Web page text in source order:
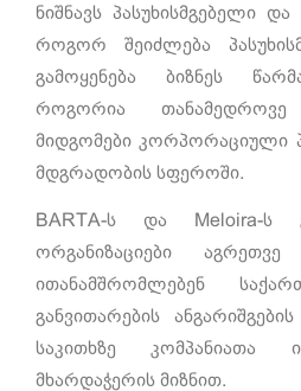
ნიშნავს პასუხისმგებელი
როგორ შეიძლება
გამოყენება ბიზნეს
როგორია
მიდგომები კორპორაციული
მდგრადობის სფეროში.
BARTA-ს და Meloira-ს
ორგანიზაციები
ითანამშრომლებენ
განვითარების
საკითხზე კომპანიათა
მხარდაჭერის მიზნით.